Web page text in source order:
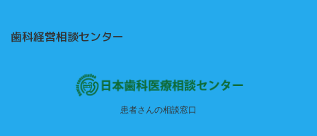
歯科経営相談センター
患者さんの相談窓口